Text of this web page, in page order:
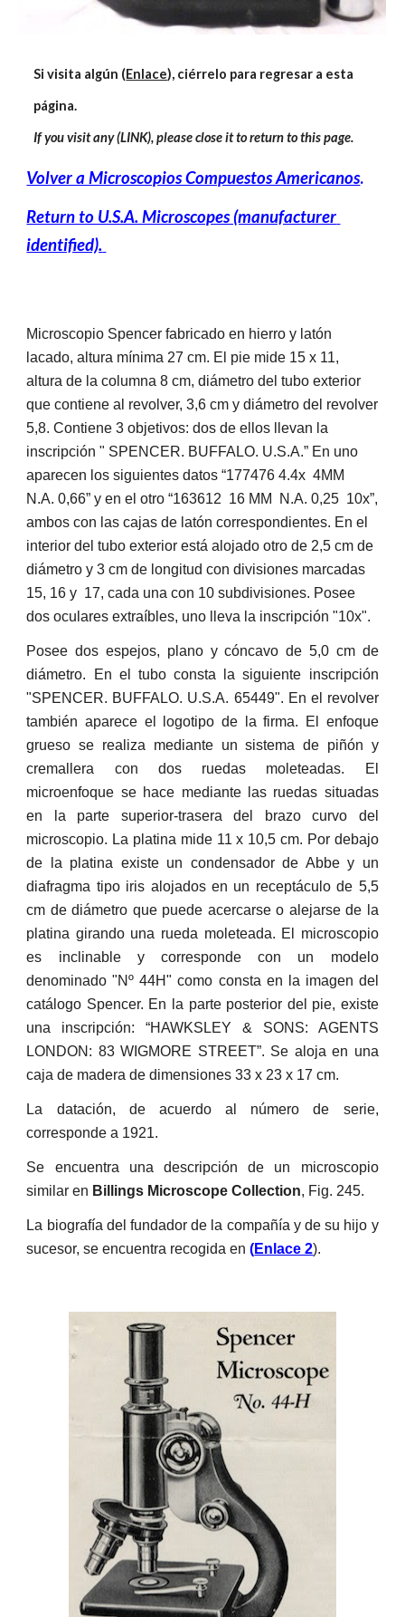
Si visita algún (Enlace), ciérrelo para regresar a esta
página.
If you visit any (LINK), please close it to return to this page.
Volver a Microscopios Compuestos Americanos.
Return to U.S.A. Microscopes (manufacturer
identified).
Microscopio Spencer fabricado en hierro y latón
lacado, altura mínima 27 cm. El pie mide 15 x 11,
altura de la columna 8 cm, diámetro del tubo exterior
que contiene al revolver, 3,6 cm y diámetro del revolver
5,8. Contiene 3 objetivos: dos de ellos llevan la
inscripción " SPENCER. BUFFALO. U.S.A.” En uno
aparecen los siguientes datos “177476 4.4x  4MM
N.A. 0,66” y en el otro “163612  16 MM  N.A. 0,25  10x”,
ambos con las cajas de latón correspondientes. En el
interior del tubo exterior está alojado otro de 2,5 cm de
diámetro y 3 cm de longitud con divisiones marcadas
15, 16 y  17, cada una con 10 subdivisiones. Posee
dos oculares extraíbles, uno lleva la inscripción "10x".
Posee dos espejos, plano y cóncavo de 5,0 cm de
diámetro. En el tubo consta la siguiente inscripción
"SPENCER. BUFFALO. U.S.A. 65449". En el revolver
también aparece el logotipo de la firma. El enfoque
grueso se realiza mediante un sistema de piñón y
cremallera con dos ruedas moleteadas. El
microenfoque se hace mediante las ruedas situadas
en la parte superior-trasera del brazo curvo del
microscopio. La platina mide 11 x 10,5 cm. Por debajo
de la platina existe un condensador de Abbe y un
diafragma tipo iris alojados en un receptáculo de 5,5
cm de diámetro que puede acercarse o alejarse de la
platina girando una rueda moleteada. El microscopio
es inclinable y corresponde con un modelo
denominado "Nº 44H" como consta en la imagen del
catálogo Spencer. En la parte posterior del pie, existe
una inscripción: “HAWKSLEY & SONS: AGENTS
LONDON: 83 WIGMORE STREET”. Se aloja en una
caja de madera de dimensiones 33 x 23 x 17 cm.
La datación, de acuerdo al número de serie,
corresponde a 1921.
Se encuentra una descripción de un microscopio
similar en Billings Microscope Collection, Fig. 245.
La biografía del fundador de la compañía y de su hijo y
sucesor, se encuentra recogida en(Enlace 2).